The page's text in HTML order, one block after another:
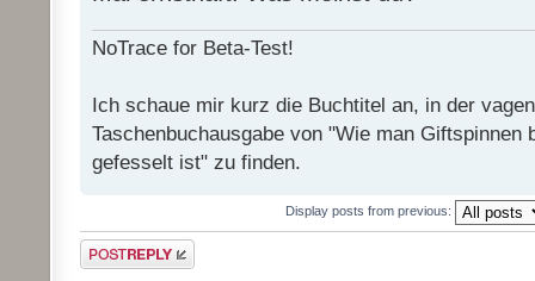
NoTrace for Beta-Test!
Ich schaue mir kurz die Buchtitel an, in der
Taschenbuchausgabe von "Wie man Giftspinnen
gefesselt ist" zu finden.
Display posts from previous:
Post a reply